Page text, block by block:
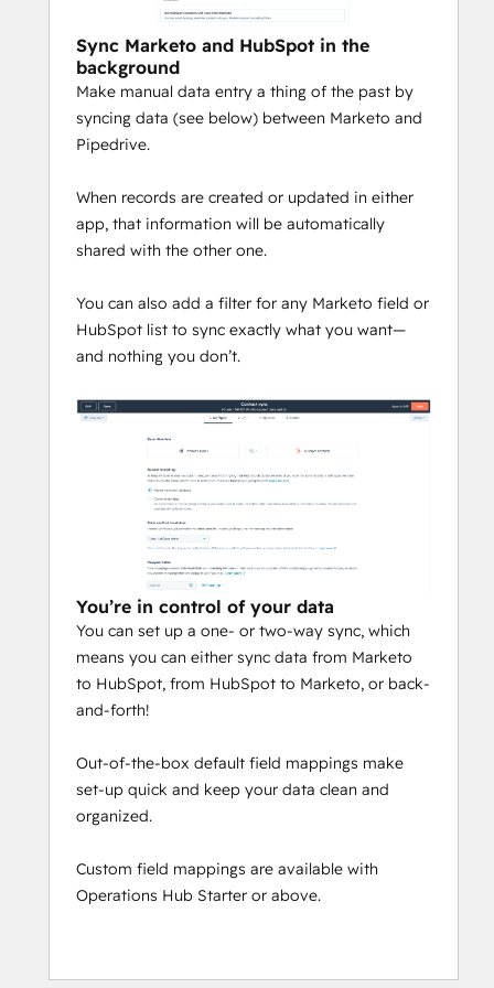
Sync Marketo and HubSpot in the
background
Make manual data entry a thing of the past by
syncing data (see below) between Marketo and
Pipedrive.
When records are created or updated in either
app, that information will be automatically
shared with the other one.
You can also add a filter for any Marketo field or
HubSpot list to sync exactly what you want—
and nothing you don’t.
You’re in control of your data
You can set up a one- or two-way sync, which
means you can either sync data from Marketo
to HubSpot, from HubSpot to Marketo, or back-
and-forth!
Out-of-the-box default field mappings make
set-up quick and keep your data clean and
organized.
Custom field mappings are available with
Operations Hub Starter or above.